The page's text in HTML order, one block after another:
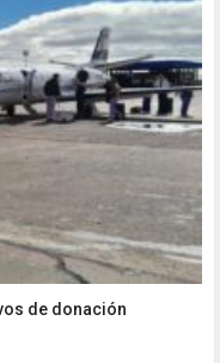
de donación